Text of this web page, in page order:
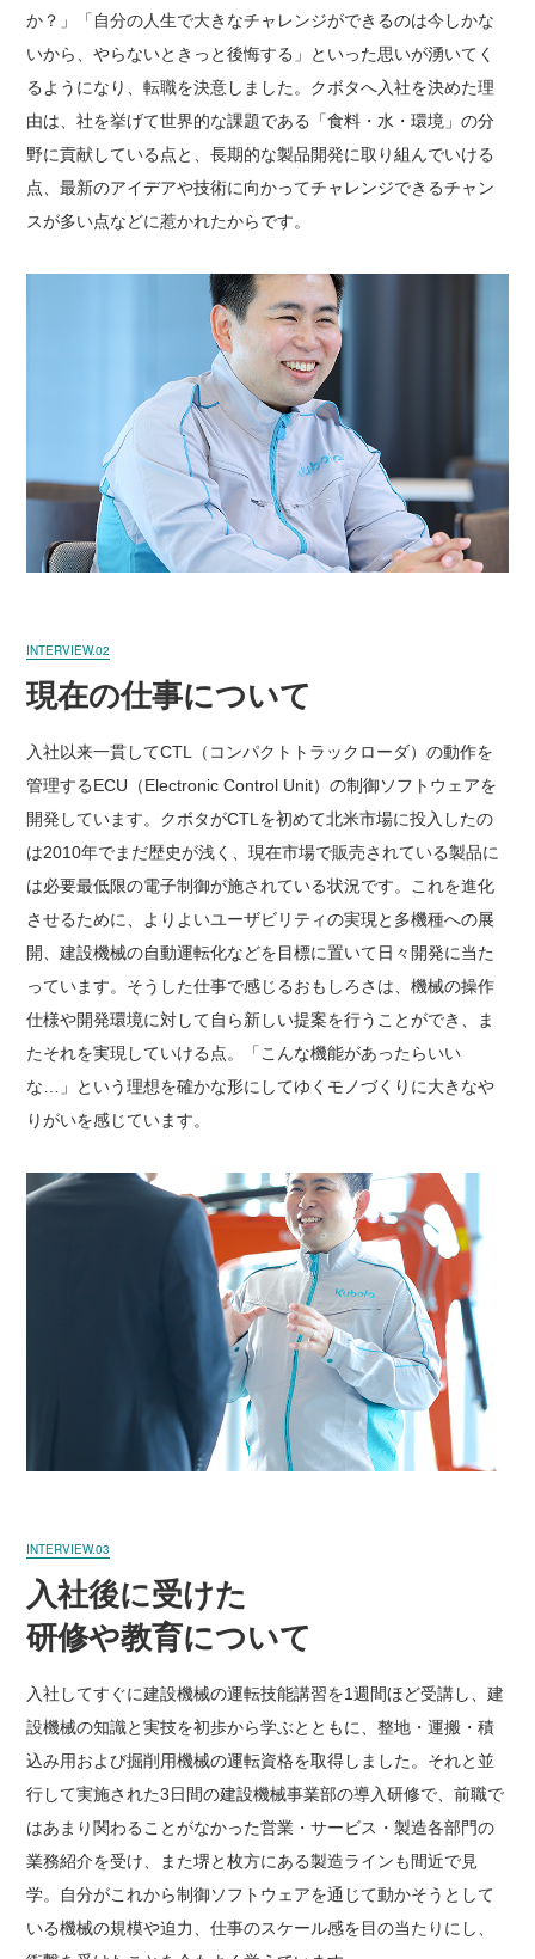
か？」「自分の人生で大きなチャレンジができるのは今しかな
いから、やらないときっと後悔する」といった思いが湧いてく
るようになり、転職を決意しました。クボタへ入社を決めた理
由は、社を挙げて世界的な課題である「食料・水・環境」の分
野に貢献している点と、長期的な製品開発に取り組んでいける
点、最新のアイデアや技術に向かってチャレンジできるチャン
スが多い点などに惹かれたからです。
INTERVIEW.02
現在の仕事について
入社以来一貫してCTL（コンパクトトラックローダ）の動作を
管理するECU（Electronic Control Unit）の制御ソフトウェアを
開発しています。クボタがCTLを初めて北米市場に投入したの
は2010年でまだ歴史が浅く、現在市場で販売されている製品に
は必要最低限の電子制御が施されている状況です。これを進化
させるために、よりよいユーザビリティの実現と多機種への展
開、建設機械の自動運転化などを目標に置いて日々開発に当た
っています。そうした仕事で感じるおもしろさは、機械の操作
仕様や開発環境に対して自ら新しい提案を行うことができ、ま
たそれを実現していける点。「こんな機能があったらいい
な…」という理想を確かな形にしてゆくモノづくりに大きなや
りがいを感じています。
INTERVIEW.03
入社後に受けた
研修や教育について
入社してすぐに建設機械の運転技能講習を1週間ほど受講し、建
設機械の知識と実技を初歩から学ぶとともに、整地・運搬・積
込み用および掘削用機械の運転資格を取得しました。それと並
行して実施された3日間の建設機械事業部の導入研修で、前職で
はあまり関わることがなかった営業・サービス・製造各部門の
業務紹介を受け、また堺と枚方にある製造ラインも間近で見
学。自分がこれから制御ソフトウェアを通じて動かそうとして
いる機械の規模や迫力、仕事のスケール感を目の当たりにし、